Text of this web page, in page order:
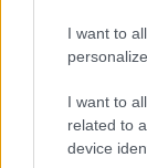
I want to
I want to
related to
device
ΑΘΛΗΤΙΣΜΟΣ
Μόντρεαλ:
στον
4/08/2026 -